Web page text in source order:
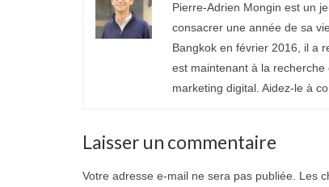
Pierre-Adrien Mongin est un
consacrer une année de sa
Bangkok en février 2016, il a
est maintenant à la
marketing digital. Aidez-le à
Laisser un commentaire
Votre adresse e-mail ne sera pas publiée. Les